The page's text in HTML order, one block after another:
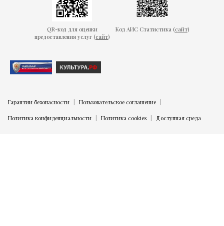
QR-код для оценки
предоставления услуг (сайт)
Код АИС Статистика (сайт)
Гарантии безопасности Пользовательское соглашение
Политика конфиденциальности Политика cookies Доступная среда